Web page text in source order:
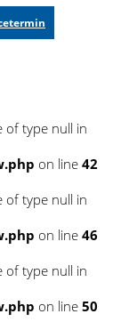
of type null in
on line 42
of type null in
on line 46
of type null in
on line 50